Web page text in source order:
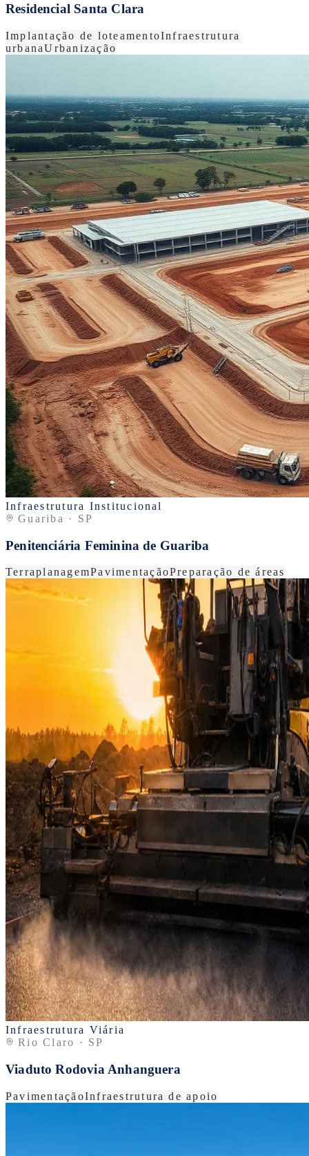
Residencial Santa Clara
Implantação de loteamentoInfraestrutura
urbanaUrbanização
Infraestrutura Institucional
Guariba · SP
Penitenciária Feminina de Guariba
TerraplanagemPavimentaçãoPreparação de áreas
Infraestrutura Viária
Rio Claro · SP
Viaduto Rodovia Anhanguera
PavimentaçãoInfraestrutura de apoio